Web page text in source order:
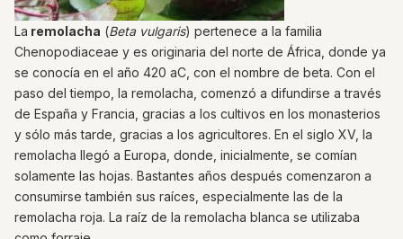
La remolacha (Beta vulgaris) pertenece a la familia
Chenopodiaceae y es originaria del norte de África, donde ya
se conocía en el año 420 aC, con el nombre de beta. Con el
paso del tiempo, la remolacha, comenzó a difundirse a través
de España y Francia, gracias a los cultivos en los monasterios
y sólo más tarde, gracias a los agricultores. En el siglo XV, la
remolacha llegó a Europa, donde, inicialmente, se comían
solamente las hojas. Bastantes años después comenzaron a
consumirse también sus raíces, especialmente las de la
remolacha roja. La raíz de la remolacha blanca se utilizaba